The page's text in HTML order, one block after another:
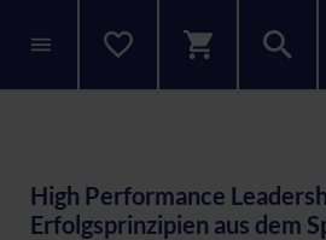
High Performance
Erfolgsprinzipien aus dem